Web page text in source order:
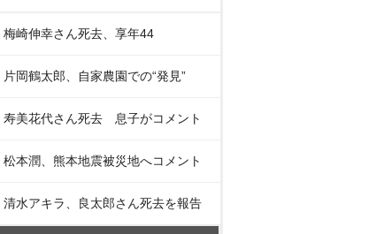
梅崎伸幸さん死去、享年44
片岡鶴太郎、自家農園での“発見”
寿美花代さん死去 息子がコメント
松本潤、熊本地震被災地へコメント
清水アキラ、良太郎さん死去を報告